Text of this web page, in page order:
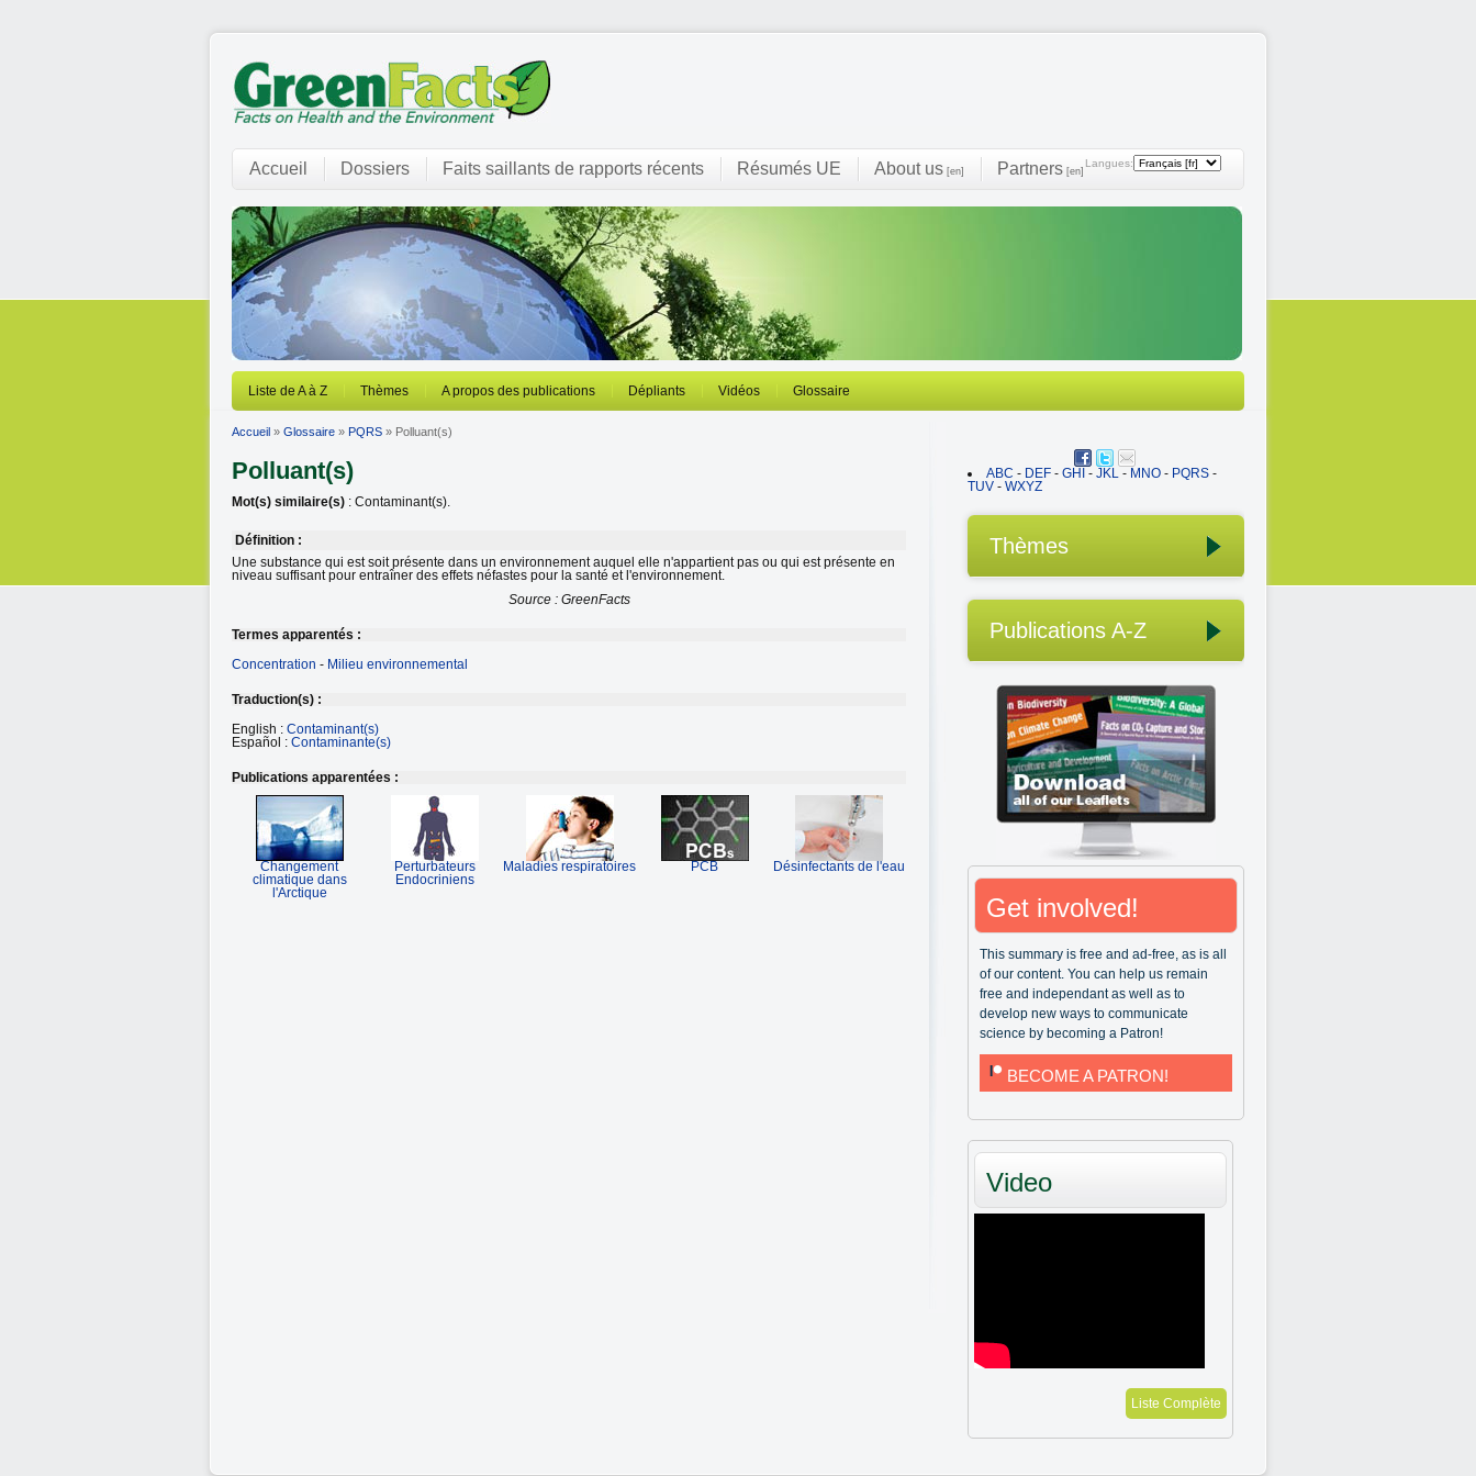
Langues:
Accueil Dossiers Faits saillants de rapports récents Résumés UE About us [en] Partners [en]
Liste de A à Z Thèmes A propos des publications Dépliants Vidéos Glossaire
Accueil » Glossaire » PQRS » Polluant(s)
Polluant(s)
Mot(s) similaire(s) : Contaminant(s).
Définition :
Une substance qui est soit présente dans un environnement auquel elle n'appartient pas ou qui est présente en
niveau suffisant pour entraîner des effets néfastes pour la santé et l'environnement.
Source : GreenFacts
Termes apparentés :
Concentration - Milieu environnemental
Traduction(s) :
English : Contaminant(s)
Español : Contaminante(s)
Publications apparentées :
Changement
climatique dans
l'Arctique
Perturbateurs
Endocriniens
Maladies respiratoires PCB Désinfectants de l'eau
ABC - DEF - GHI - JKL - MNO - PQRS -
TUV - WXYZ
Thèmes
Publications A-Z
Get involved!
This summary is free and ad-free, as is all
of our content. You can help us remain
free and independant as well as to
develop new ways to communicate
science by becoming a Patron!
BECOME A PATRON!
Video
Liste Complète